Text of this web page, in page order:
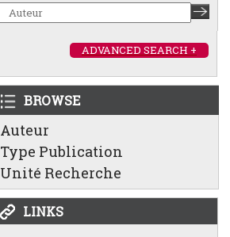
ADVANCED SEARCH +
BROWSE
Auteur
Type Publication
Unité Recherche
LINKS